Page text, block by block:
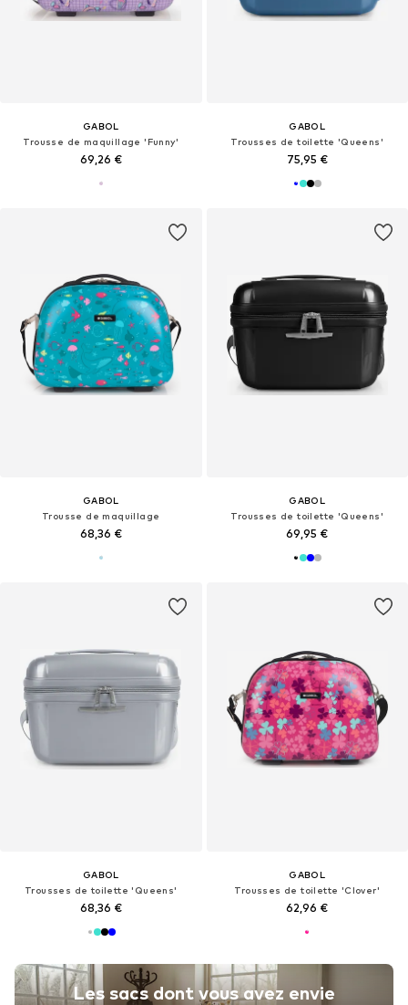
GABOL
Trousse de maquillage 'Funny'
69,26 €
GABOL
Trousses de toilette 'Queens'
75,95 €
GABOL
Trousse de maquillage
68,36 €
GABOL
Trousses de toilette 'Queens'
69,95 €
GABOL
Trousses de toilette 'Queens'
68,36 €
Les sacs dont vous avez envie
GABOL
Trousses de toilette 'Clover'
62,96 €